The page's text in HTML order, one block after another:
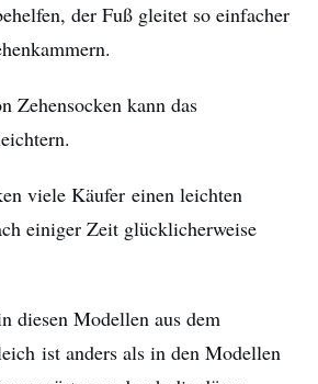
der Fuß gleitet so einfacher
Zehensocken kann das
viele Käufer einen leichten
einiger Zeit glücklicherweise
diesen Modellen aus dem
ist anders als in den Modellen